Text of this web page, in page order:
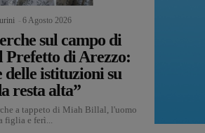
6 Agosto 2026
sul campo di
di Arezzo:
delle istituzioni su
resta alta”
a tappeto di Miah Billal, l'uomo
figlia e ferì...